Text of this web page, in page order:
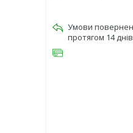
протягом 14 днів